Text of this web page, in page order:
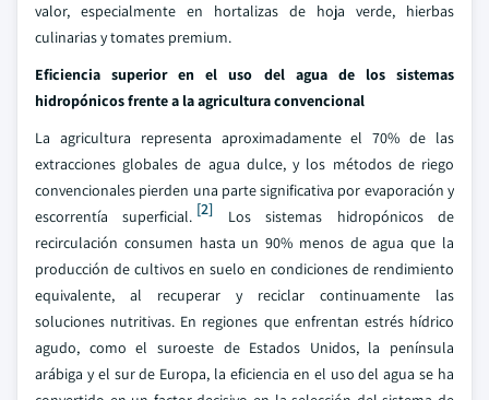
valor, especialmente en hortalizas de hoja verde, hierbas
culinarias y tomates premium.
Eficiencia superior en el uso del agua de los sistemas
hidropónicos frente a la agricultura convencional
La agricultura representa aproximadamente el 70% de las
extracciones globales de agua dulce, y los métodos de riego
convencionales pierden una parte significativa por evaporación y
escorrentía superficial. [2] Los sistemas hidropónicos de
recirculación consumen hasta un 90% menos de agua que la
producción de cultivos en suelo en condiciones de rendimiento
equivalente, al recuperar y reciclar continuamente las
soluciones nutritivas. En regiones que enfrentan estrés hídrico
agudo, como el suroeste de Estados Unidos, la península
arábiga y el sur de Europa, la eficiencia en el uso del agua se ha